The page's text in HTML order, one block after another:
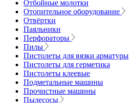
Отбойные молотки
Отопительное оборудование
Отвёртки
Паяльники
Перфораторы
Пилы
Пистолеты для вязки арматуры
Пистолеты для герметика
Пистолеты клеевые
Подметальные машины
Прочистные машины
Пылесосы